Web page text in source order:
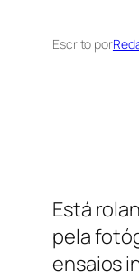
Escrito por
Está
pela
ensaios